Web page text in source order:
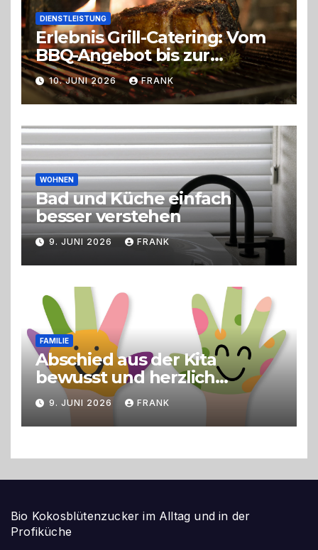
DIENSTLEISTUNG
Erlebnis Grill-Catering: Vom
BBQ-Angebot bis zur
perfekten Eventorganisation
Trend zu Outdoor-Events,
Erlebnisgastronomie und
Live-Cooking
10. JUNI 2026 FRANK
WOHNEN
Bad und Küche einfach
besser verstehen
9. JUNI 2026 FRANK
FAMILIE
Abschied aus der Kita
bewusst und herzlich
gestalten
9. JUNI 2026 FRANK
Bio Kokosblütenzucker im Alltag und in der
Profiküche